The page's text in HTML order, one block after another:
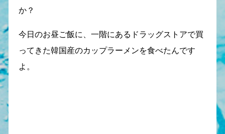
か？
今日のお昼ご飯に、一階にあるドラッグストアで買
ってきた韓国産のカップラーメンを食べたんです
よ。